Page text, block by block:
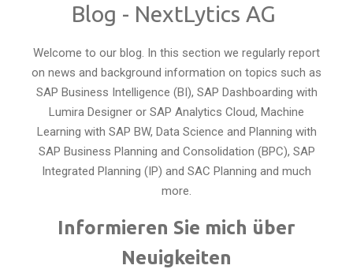
Blog - NextLytics AG
Welcome to our blog. In this section we regularly report
on news and background information on topics such as
SAP Business Intelligence (BI), SAP Dashboarding with
Lumira Designer or SAP Analytics Cloud, Machine
Learning with SAP BW, Data Science and Planning with
SAP Business Planning and Consolidation (BPC), SAP
Integrated Planning (IP) and SAC Planning and much
more.
Informieren Sie mich über
Neuigkeiten